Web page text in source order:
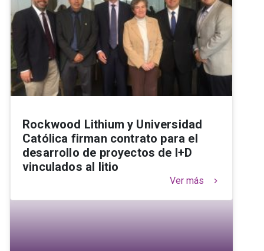
Rockwood Lithium y Universidad
Católica firman contrato para el
desarrollo de proyectos de I+D
vinculados al litio
Ver más keyboard_arrow_right